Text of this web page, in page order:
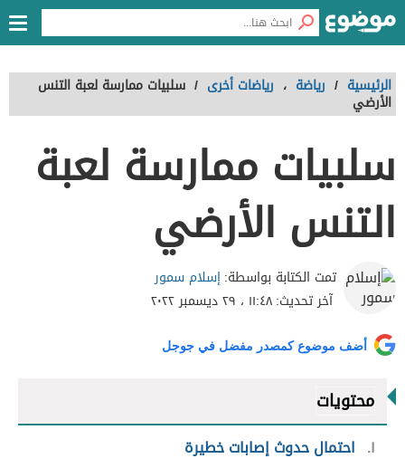
الرئيسية / رياضة ، رياضات أخرى / سلبيات ممارسة لعبة التنس
الأرضي
سلبيات ممارسة لعبة
التنس الأرضي
تمت الكتابة بواسطة:إسلام سمور
آخر تحديث:١١:٤٨ ، ٢٩ ديسمبر ٢٠٢٢
أضف موضوع كمصدر مفضل في جوجل
محتويات
١
احتمال حدوث إصابات خطيرة